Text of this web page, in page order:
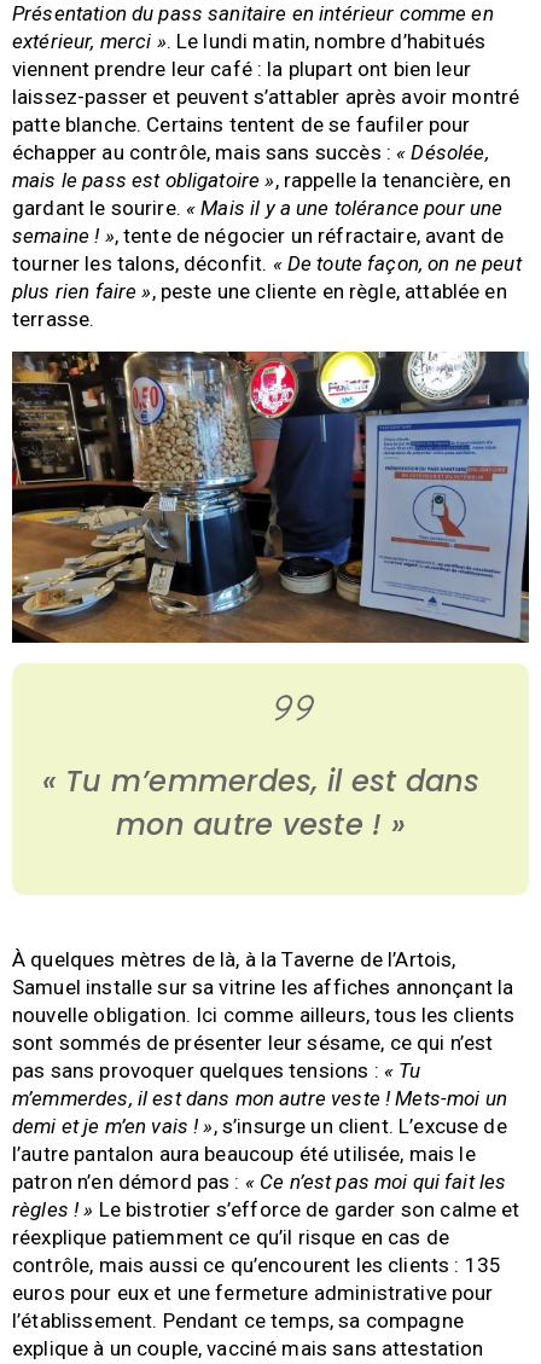
Présentation du pass sanitaire en intérieur comme en
extérieur, merci ». Le lundi matin, nombre d’habitués
viennent prendre leur café : la plupart ont bien leur
laissez-passer et peuvent s’attabler après avoir montré
patte blanche. Certains tentent de se faufiler pour
échapper au contrôle, mais sans succès : « Désolée,
mais le pass est obligatoire », rappelle la tenancière, en
gardant le sourire. « Mais il y a une tolérance pour une
semaine ! », tente de négocier un réfractaire, avant de
tourner les talons, déconfit. « De toute façon, on ne peut
plus rien faire », peste une cliente en règle, attablée en
terrasse.
« Tu m’emmerdes, il est dans
mon autre veste ! »
À quelques mètres de là, à la Taverne de l’Artois,
Samuel installe sur sa vitrine les affiches annonçant la
nouvelle obligation. Ici comme ailleurs, tous les clients
sont sommés de présenter leur sésame, ce qui n’est
pas sans provoquer quelques tensions : « Tu
m’emmerdes, il est dans mon autre veste ! Mets-moi un
demi et je m’en vais ! », s’insurge un client. L’excuse de
l’autre pantalon aura beaucoup été utilisée, mais le
patron n’en démord pas : « Ce n’est pas moi qui fait les
règles ! » Le bistrotier s’efforce de garder son calme et
réexplique patiemment ce qu’il risque en cas de
contrôle, mais aussi ce qu’encourent les clients : 135
euros pour eux et une fermeture administrative pour
l’établissement. Pendant ce temps, sa compagne
explique à un couple, vacciné mais sans attestation